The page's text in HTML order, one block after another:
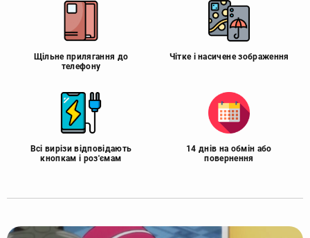
Щільне прилягання до
телефону
Чітке і насичене зображення
Всі вирізи відповідають
кнопкам і роз'ємам
14 днів на обмін або
повернення